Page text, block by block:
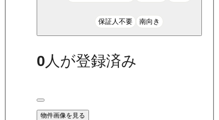
保証人不要 南向き
0人が登録済み
物件画像を見る